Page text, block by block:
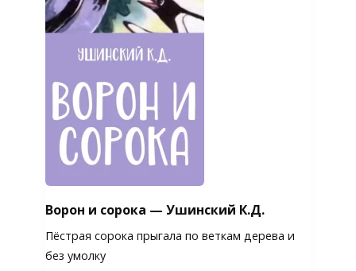
Ворон и сорока — Ушинский К.Д.
Пёстрая сорока прыгала по веткам дерева и
без умолку